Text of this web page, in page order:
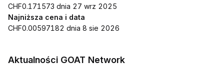
CHF0.171573 dnia 27 wrz 2025
Najniższa cena i data
CHF0.00597182 dnia 8 sie 2026
Aktualności GOAT Network